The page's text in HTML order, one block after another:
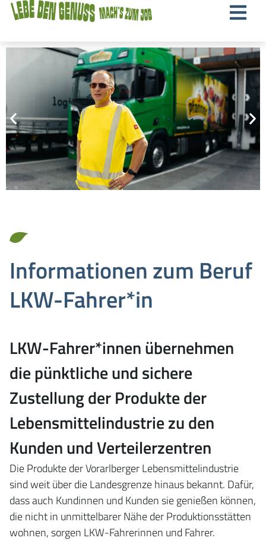
Informationen zum Beruf
LKW-Fahrer*in
LKW-Fahrer*innen übernehmen
die pünktliche und sichere
Zustellung der Produkte der
Lebensmittelindustrie zu den
Kunden und Verteilerzentren
Die Produkte der Vorarlberger Lebensmittelindustrie
sind weit über die Landesgrenze hinaus bekannt. Dafür,
dass auch Kundinnen und Kunden sie genießen können,
die nicht in unmittelbarer Nähe der Produktionsstätten
wohnen, sorgen LKW-Fahrerinnen und Fahrer.